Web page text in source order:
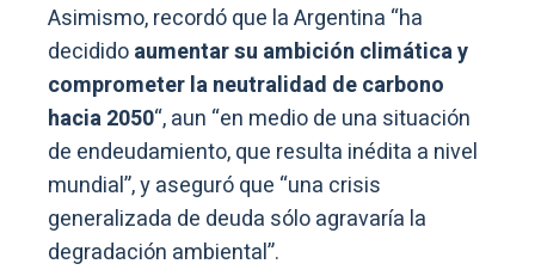
Asimismo, recordó que la Argentina “ha
decididoaumentar su ambición climática y
comprometer la neutralidad de carbono
hacia 2050“, aun “en medio de una situación
de endeudamiento, que resulta inédita a nivel
mundial”, y aseguró que “una crisis
generalizada de deuda sólo agravaría la
degradación ambiental”.